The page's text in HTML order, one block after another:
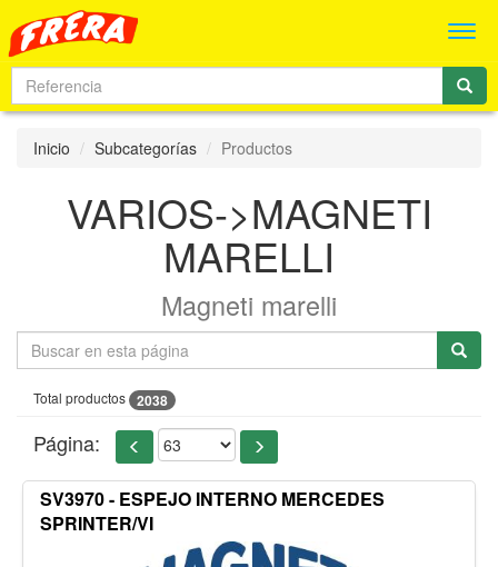
Inicio Subcategorías Productos
VARIOS->MAGNETI
MARELLI
Magneti marelli
Total productos 2038
Página:
SV3970 - ESPEJO INTERNO MERCEDES
SPRINTER/VI